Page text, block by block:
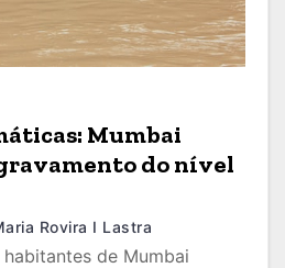
Mumbai
do nível
Rovira I Lastra
de Mumbai